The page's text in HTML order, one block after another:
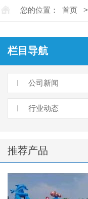
您的位置： 首页 >
栏目导航
公司新闻
行业动态
推荐产品